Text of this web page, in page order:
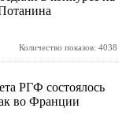
Количество показов: 4038
РГФ состоялось
во Франции